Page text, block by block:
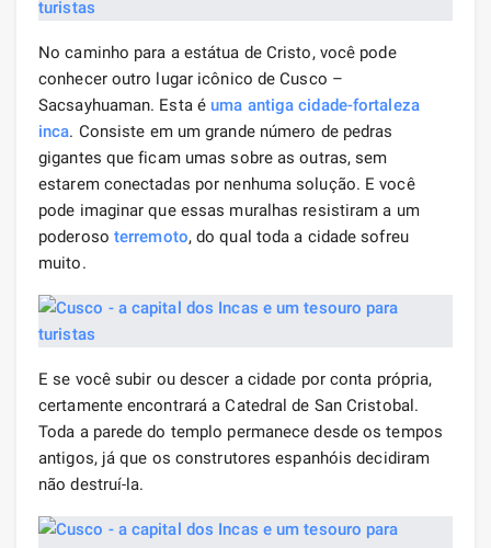
No caminho para a estátua de Cristo, você pode
conhecer outro lugar icônico de Cusco –
Sacsayhuaman. Esta éuma antiga cidade-fortaleza
inca. Consiste em um grande número de pedras
gigantes que ficam umas sobre as outras, sem
estarem conectadas por nenhuma solução. E você
pode imaginar que essas muralhas resistiram a um
poderoso terremoto, do qual toda a cidade sofreu
muito.
E se você subir ou descer a cidade por conta própria,
certamente encontrará a Catedral de San Cristobal.
Toda a parede do templo permanece desde os tempos
antigos, já que os construtores espanhóis decidiram
não destruí-la.